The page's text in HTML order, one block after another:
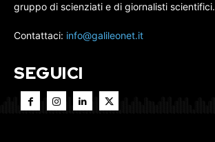
gruppo di scienziati e di giornalisti scientifici.
Contattaci: info@galileonet.it
SEGUICI